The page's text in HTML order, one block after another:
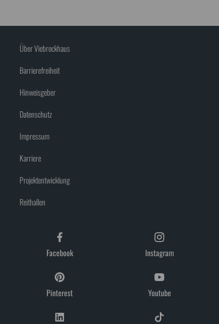
Über Viebrockhaus
Barrierefreiheit
Hinweisgeber
Datenschutz
Impressum
Karriere
Projektentwicklung
Reithallen
Facebook Instagram
Pinterest Youtube